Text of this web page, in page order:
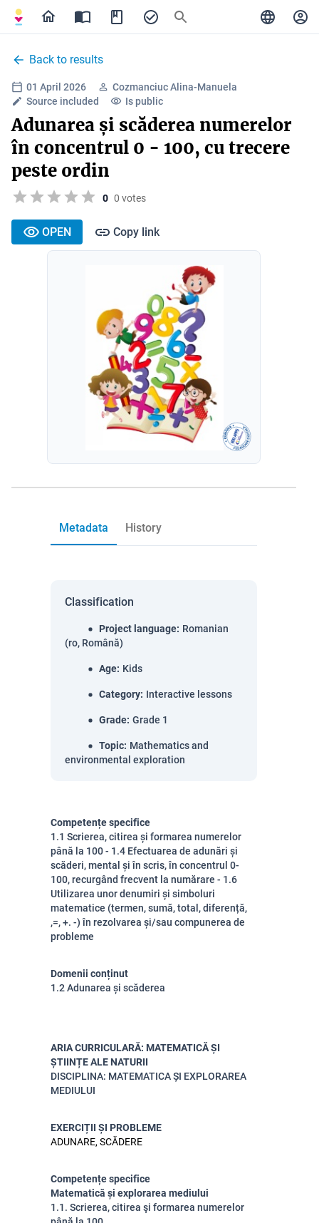
Back to results
01 April 2026
Cozmanciuc Alina-Manuela
Source included
Is public
Adunarea și scăderea numerelor
în concentrul 0 - 100, cu trecere
peste ordin
0 0 votes
OPEN Copy link
Metadata History
Classification
Project language: Romanian
(ro, Română)
Age: Kids
Category: Interactive lessons
Grade: Grade 1
Topic: Mathematics and
environmental exploration
Competențe specifice
1.1 Scrierea, citirea și formarea numerelor
până la 100 - 1.4 Efectuarea de adunări și
scăderi, mental și în scris, în concentrul 0-
100, recurgând frecvent la numărare - 1.6
Utilizarea unor denumiri și simboluri
matematice (termen, sumă, total, diferență,
,=, +. -) în rezolvarea și/sau compunerea de
probleme
Domenii conținut
1.2 Adunarea și scăderea
ARIA CURRICULARĂ: MATEMATICĂ ȘI
ȘTIINȚE ALE NATURII
DISCIPLINA: MATEMATICA ȘI EXPLORAREA
MEDIULUI
EXERCIȚII ȘI PROBLEME
ADUNARE, SCĂDERE
Competențe specifice
Matematică și explorarea mediului
1.1. Scrierea, citirea şi formarea numerelor